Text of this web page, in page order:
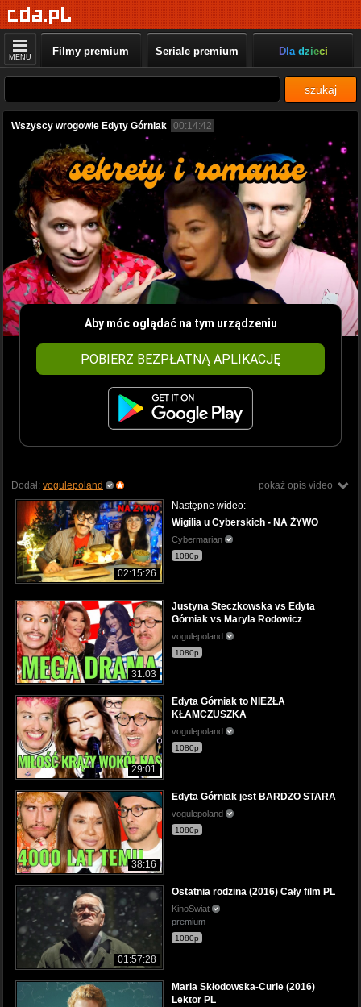
MENU Filmy premium Seriale premium Dla dzieci
szukaj
Wszyscy wrogowie Edyty Górniak 00:14:42
Aby móc oglądać na tym urządzeniu
POBIERZ BEZPŁATNĄ APLIKACJĘ
pokaż opis video
Dodał: vogulepoland
02:15:26
Następne wideo:
Wigilia u Cyberskich - NA ŻYWO
Cybermarian
1080p
31:03
Justyna Steczkowska vs Edyta
Górniak vs Maryla Rodowicz
vogulepoland
1080p
29:01
Edyta Górniak to NIEZŁA
KŁAMCZUSZKA
vogulepoland
1080p
38:16
Edyta Górniak jest BARDZO STARA
vogulepoland
1080p
01:57:28
Ostatnia rodzina (2016) Cały film PL
KinoSwiat
premium
1080p
Maria Skłodowska-Curie (2016)
Lektor PL